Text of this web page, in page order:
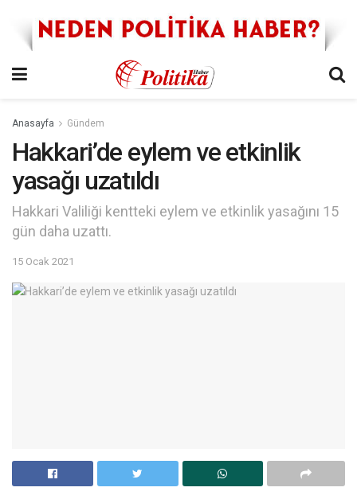
Anasayfa Gündem
Hakkari’de eylem ve etkinlik
yasağı uzatıldı
Hakkari Valiliği kentteki eylem ve etkinlik yasağını 15
gün daha uzattı.
15 Ocak 2021